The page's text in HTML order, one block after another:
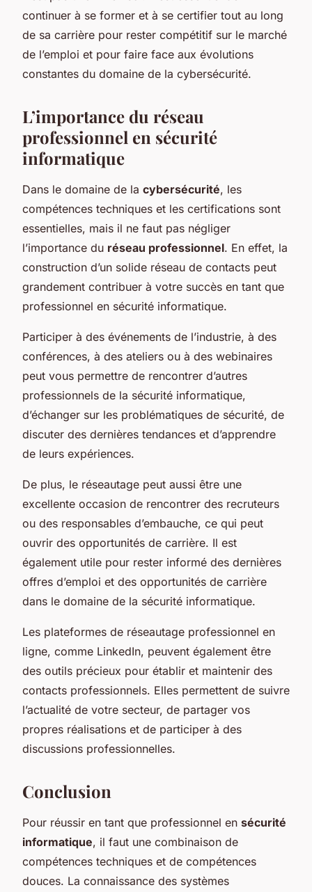
continuer à se former et à se certifier tout au long
de sa carrière pour rester compétitif sur le marché
de l’emploi et pour faire face aux évolutions
constantes du domaine de la cybersécurité.
L’importance du réseau
professionnel en sécurité
informatique
Dans le domaine de la cybersécurité, les
compétences techniques et les certifications sont
essentielles, mais il ne faut pas négliger
l’importance du réseau professionnel. En effet, la
construction d’un solide réseau de contacts peut
grandement contribuer à votre succès en tant que
professionnel en sécurité informatique.
Participer à des événements de l’industrie, à des
conférences, à des ateliers ou à des webinaires
peut vous permettre de rencontrer d’autres
professionnels de la sécurité informatique,
d’échanger sur les problématiques de sécurité, de
discuter des dernières tendances et d’apprendre
de leurs expériences.
De plus, le réseautage peut aussi être une
excellente occasion de rencontrer des recruteurs
ou des responsables d’embauche, ce qui peut
ouvrir des opportunités de carrière. Il est
également utile pour rester informé des dernières
offres d’emploi et des opportunités de carrière
dans le domaine de la sécurité informatique.
Les plateformes de réseautage professionnel en
ligne, comme LinkedIn, peuvent également être
des outils précieux pour établir et maintenir des
contacts professionnels. Elles permettent de suivre
l’actualité de votre secteur, de partager vos
propres réalisations et de participer à des
discussions professionnelles.
Conclusion
Pour réussir en tant que professionnel en sécurité
informatique, il faut une combinaison de
compétences techniques et de compétences
douces. La connaissance des systèmes